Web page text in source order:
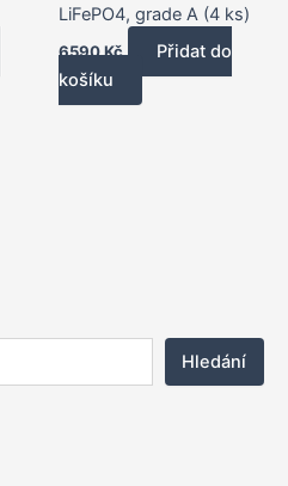
Hledání
LiFePO4, grade A (4 ks)
6590Kč
Přidat do
košíku